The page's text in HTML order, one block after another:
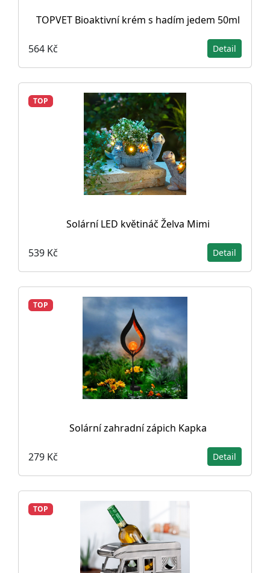
TOPVET Bioaktivní krém s hadím jedem 50ml
564 Kč Detail
TOP
Solární LED květináč Želva Mimi
539 Kč Detail
TOP
Solární zahradní zápich Kapka
279 Kč Detail
TOP